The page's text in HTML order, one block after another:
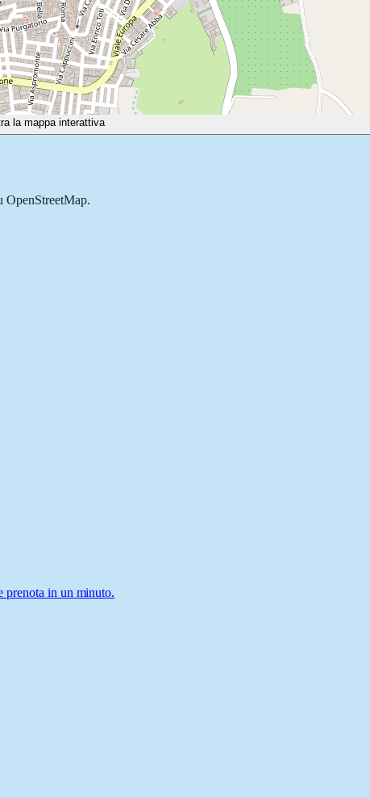
la mappa interattiva
OpenStreetMap.
prenota in un minuto.